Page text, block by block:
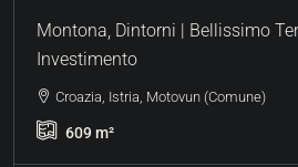
Montona, Dintorni | Bellissimo
Investimento
Croazia, Istria, Motovun (Comune)
609m²